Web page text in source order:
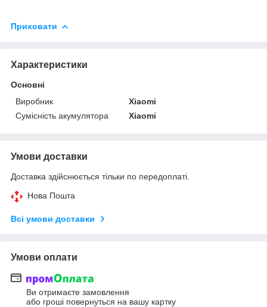
Приховати
Характеристики
Основні
Виробник
Xiaomi
Сумісність акумулятора
Xiaomi
Умови доставки
Доставка здійснюється тільки по передоплаті.
Нова Пошта
Всі умови доставки
Умови оплати
Ви отримаєте замовлення
або гроші повернуться на вашу картку